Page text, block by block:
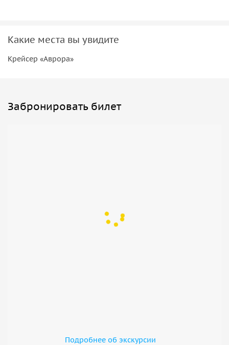
Какие места вы увидите
Крейсер «Аврора»
Забронировать билет
Подробнее об экскурсии